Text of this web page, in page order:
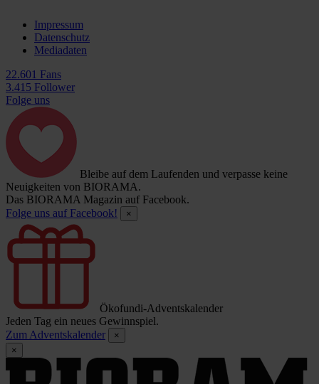
Impressum
Datenschutz
Mediadaten
22.601 Fans
3.415 Follower
Folge uns
Bleibe auf dem Laufenden und verpasse keine
Neuigkeiten von BIORAMA.
Das BIORAMA Magazin auf Facebook.
Folge uns auf Facebook!
×
Ökofundi-Adventskalender
Jeden Tag ein neues Gewinnspiel.
Zum Adventskalender
×
×